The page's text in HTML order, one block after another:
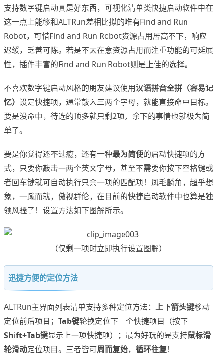
支持数字键启动真是好东西，可视化清单类快捷启动软件中在
这一点上能够和ALTRun差相比拟的唯有Find and Run
Robot，可惜Find and Run Robot资源占用居高不下，响应
迟缓，乏善可陈。若是不太在意资源占用而注重功能的可延展
性，插件丰富的Find and Run Robot则是上佳的选择。
不喜欢数字键启动风格的朋友建议使用汉语拼音全拼（容易记
忆） 设定快捷项，通常敲入三两个字母，就能直接命中目标。
要是没命中，待选的顶多就只剩2项，余下的事情也就极为简
单了。
要是你觉得还不过瘾，还有一种最为简便的启动快捷项的方
式，只要你敲击一两个英文字母，甚至不需要你按下空格键或
者回车键就可自动执行只余一项的匹配项！凤毛麟角，超乎想
象，一蹴而就，傲视群伦，在目前的快捷启动软件中也算是独
领风骚了！设置方法如下图解所示。
（仅剩一项时立即执行设置图解）
迅捷方便的定位方法
ALTRun主界面列表清单支持多种定位方法： 上下箭头键移动
定位前后项目； Tab键轮换定位下一个快捷项目（按下
Shift+Tab键显示上一项快捷项）；最为好玩的是支持鼠标滑
轮滑动定位项目。三者皆可周而复始， 循环往复！